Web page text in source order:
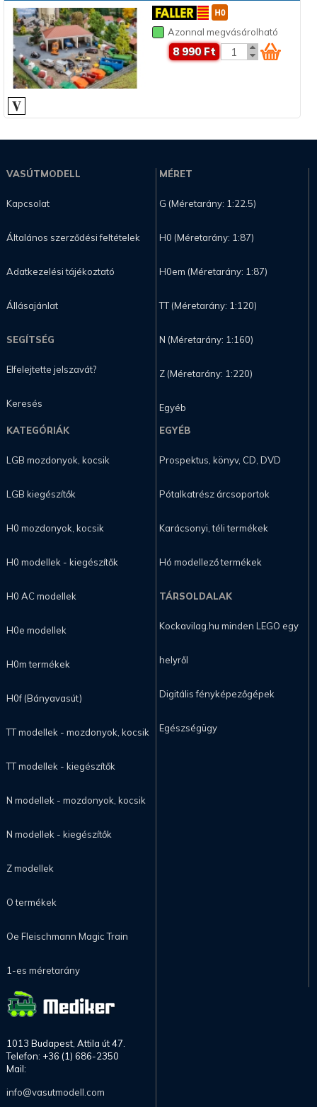
Azonnal megvásárolható
8 990 Ft
VASÚTMODELL
Kapcsolat
Általános szerződési feltételek
Adatkezelési tájékoztató
Állásajánlat
SEGÍTSÉG
Elfelejtette jelszavát?
Keresés
MÉRET
G (Méretarány: 1:22.5)
H0 (Méretarány: 1:87)
H0em (Méretarány: 1:87)
TT (Méretarány: 1:120)
N (Méretarány: 1:160)
Z (Méretarány: 1:220)
Egyéb
KATEGÓRIÁK
LGB mozdonyok, kocsik
LGB kiegészítők
H0 mozdonyok, kocsik
H0 modellek - kiegészítők
H0 AC modellek
H0e modellek
H0m termékek
H0f (Bányavasút)
TT modellek - mozdonyok, kocsik
TT modellek - kiegészítők
N modellek - mozdonyok, kocsik
N modellek - kiegészítők
Z modellek
O termékek
Oe Fleischmann Magic Train
1-es méretarány
EGYÉB
Prospektus, könyv, CD, DVD
Pótalkatrész árcsoportok
Karácsonyi, téli termékek
Hó modellező termékek
TÁRSOLDALAK
Kockavilag.hu minden LEGO egy
helyről
Digitális fényképezőgépek
Egészségügy
1013 Budapest, Attila út 47.
Telefon: +36 (1) 686-2350
Mail:
info@vasutmodell.com